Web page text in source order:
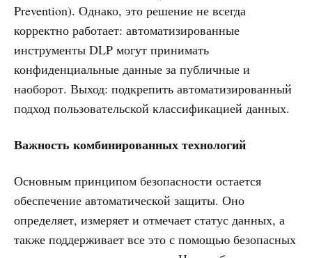
Prevention). Однако, это решение не всегда
корректно работает: автоматизированные
инструменты DLP могут принимать
конфиденциальные данные за публичные и
наоборот. Выход: подкрепить автоматизированный
подход пользовательской классификацией данных.
Важность комбинированных технологий
Основным принципом безопасности остается
обеспечение автоматической защиты. Оно
определяет, измеряет и отмечает статус данных, а
также поддерживает все это с помощью безопасных